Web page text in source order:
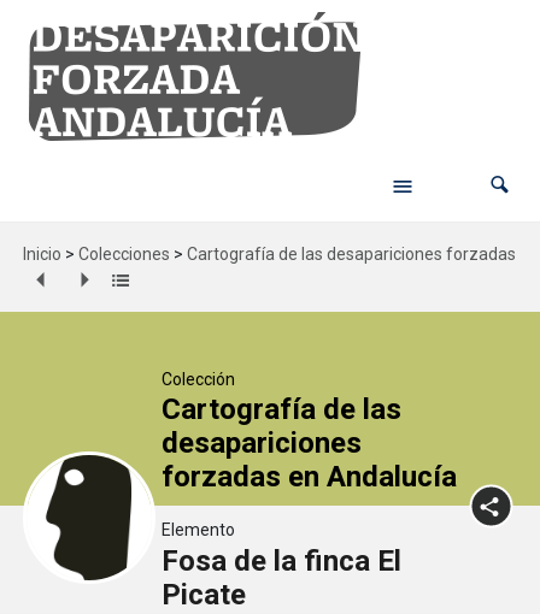
Inicio > Colecciones > Cartografía de las desapariciones forzadas
Colección
Cartografía de las
desapariciones
forzadas en Andalucía
Elemento
Fosa de la finca El
Picate